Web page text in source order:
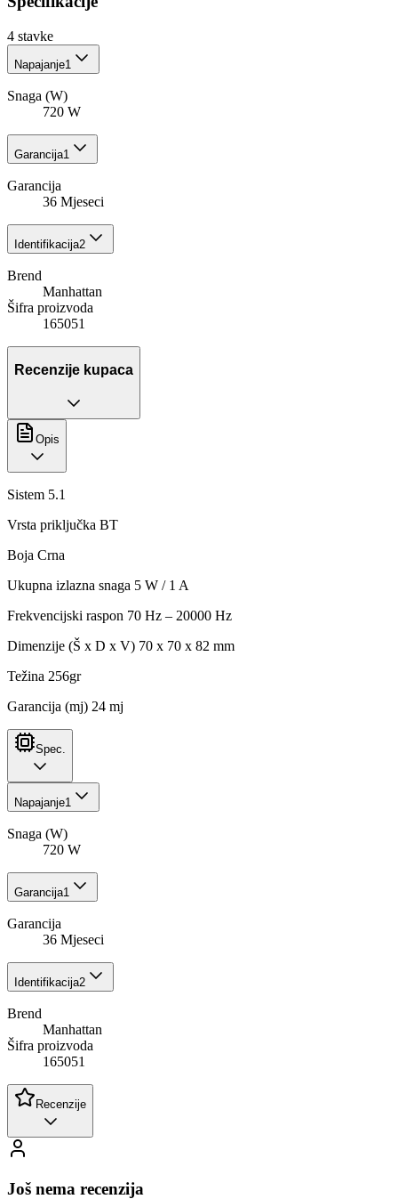
4 stavke
Napajanje1
Snaga (W)
720 W
Garancija1
Garancija
36 Mjeseci
Identifikacija2
Brend
Manhattan
Šifra proizvoda
165051
Recenzije kupaca
Opis
Sistem 5.1
Vrsta priključka BT
Boja Crna
Ukupna izlazna snaga 5 W / 1 A
Frekvencijski raspon 70 Hz – 20000 Hz
Dimenzije (Š x D x V) 70 x 70 x 82 mm
Težina 256gr
Garancija (mj) 24 mj
Spec.
Napajanje1
Snaga (W)
720 W
Garancija1
Garancija
36 Mjeseci
Identifikacija2
Brend
Manhattan
Šifra proizvoda
165051
Recenzije
Još nema recenzija